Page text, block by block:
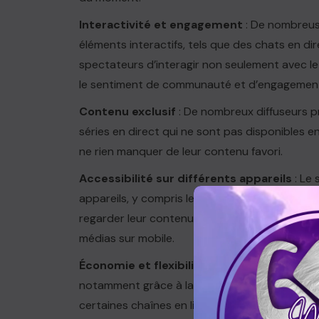
Interactivité et engagement : De
éléments interactifs, tels que des chats en
spectateurs d’interagir non seulement avec
le sentiment de communauté et
Contenu exclusif : De nombreux diffuseurs
séries en direct qui ne sont pas disponibles
ne rien manquer de leur contenu favori.
Accessibilité sur différents appareils : Le
appareils, y compris les ordinateurs, les
regarder leur contenu où qu’ils soient. Cela
médias sur mobile.
Économie et flexibilité
: Regarder la
notamment grâce à la possibilité de choisir
certaines chaînes en ligne. Cela offre une